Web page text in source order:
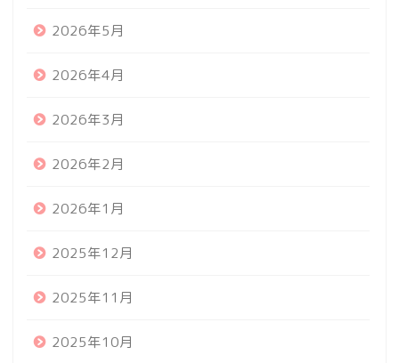
2026年5月
2026年4月
2026年3月
2026年2月
2026年1月
2025年12月
2025年11月
2025年10月